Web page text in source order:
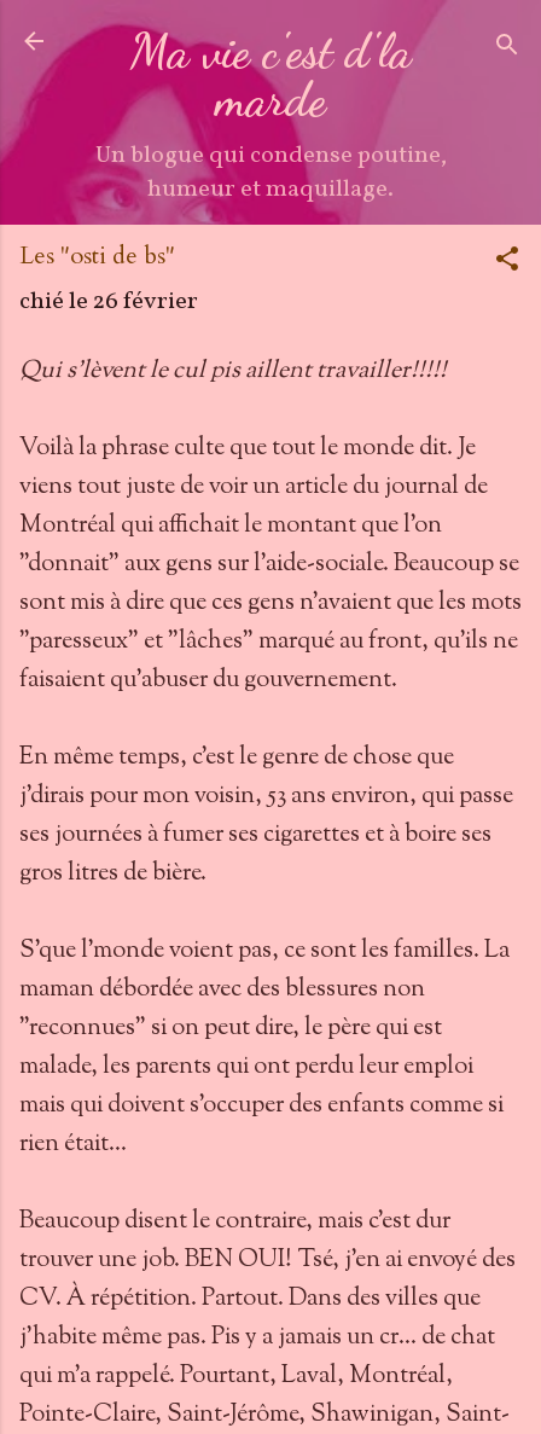
Accéder au contenu principal
Ma vie c'est d'la
marde
Un blogue qui condense poutine,
humeur et maquillage.
Les "osti de bs"
chié le26 février
Qui s'lèvent le cul pis aillent travailler!!!!!
Voilà la phrase culte que tout le monde dit. Je
viens tout juste de voir un article du journal de
Montréal qui affichait le montant que l'on
"donnait" aux gens sur l'aide-sociale. Beaucoup se
sont mis à dire que ces gens n'avaient que les mots
"paresseux" et "lâches" marqué au front, qu'ils ne
faisaient qu'abuser du gouvernement.
En même temps, c'est le genre de chose que
j'dirais pour mon voisin, 53 ans environ, qui passe
ses journées à fumer ses cigarettes et à boire ses
gros litres de bière.
S'que l'monde voient pas, ce sont les familles. La
maman débordée avec des blessures non
"reconnues" si on peut dire, le père qui est
malade, les parents qui ont perdu leur emploi
mais qui doivent s'occuper des enfants comme si
rien était...
Beaucoup disent le contraire, mais c'est dur
trouver une job. BEN OUI! Tsé, j'en ai envoyé des
CV. À répétition. Partout. Dans des villes que
j'habite même pas. Pis y a jamais un cr... de chat
qui m'a rappelé. Pourtant, Laval, Montréal,
Pointe-Claire, Saint-Jérôme, Shawinigan, Saint-